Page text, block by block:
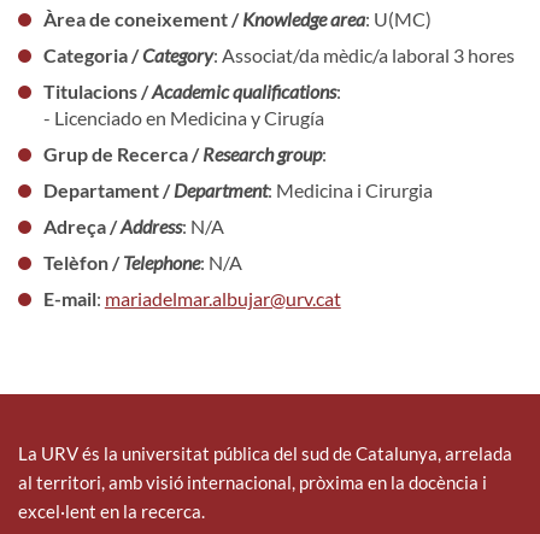
Àrea de coneixement /Knowledge area: U(MC)
Categoria /Category: Associat/da mèdic/a laboral 3 hores
Titulacions /Academic qualifications:
- Licenciado en Medicina y Cirugía
Grup de Recerca /Research group:
Departament /Department: Medicina i Cirurgia
Adreça /Address: N/A
Telèfon /Telephone: N/A
E-mail: mariadelmar.albujar@urv.cat
La URV és la universitat pública del sud de Catalunya, arrelada
al territori, amb visió internacional, pròxima en la docència i
excel·lent en la recerca.